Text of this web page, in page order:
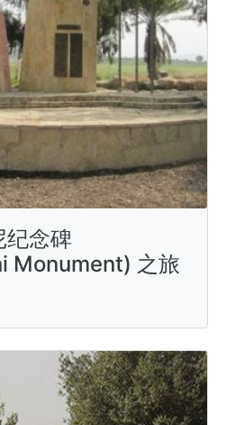
纪念碑
Monument) 之旅